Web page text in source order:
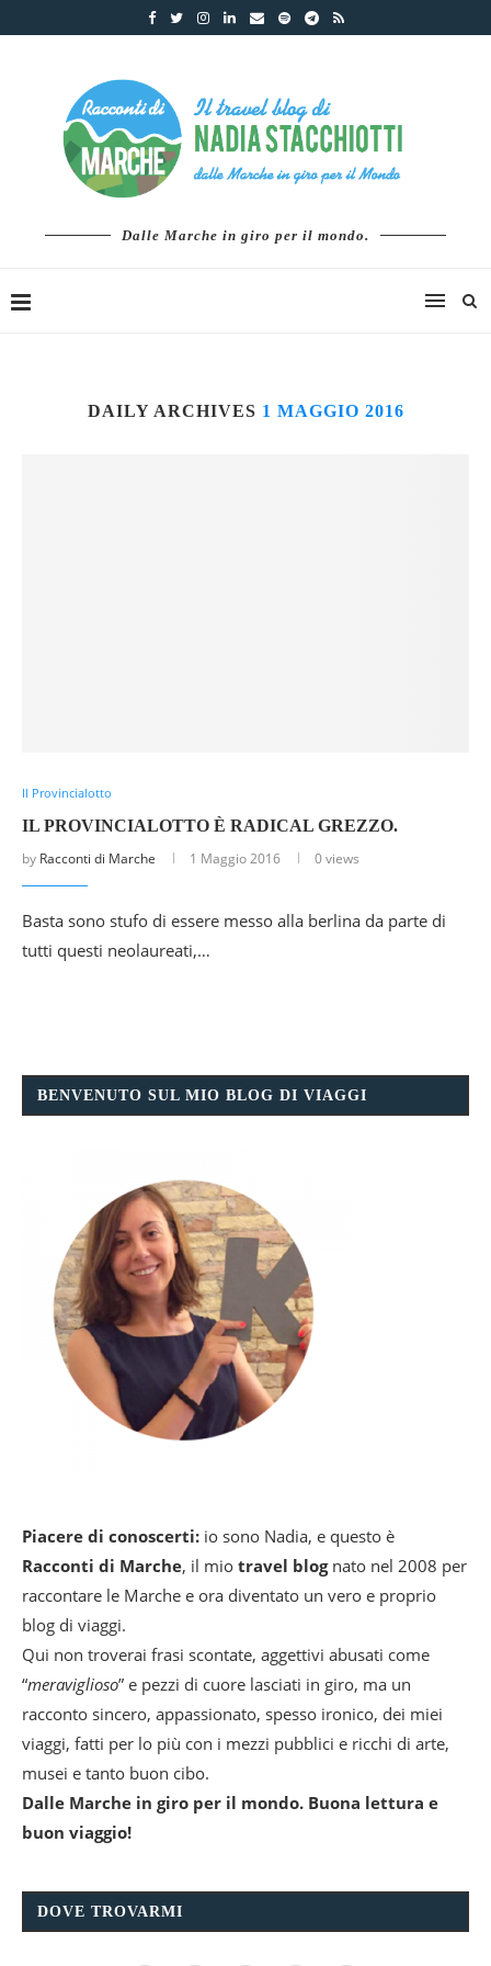
Dalle Marche in giro per il mondo.
DAILY ARCHIVES 1 MAGGIO 2016
Il Provincialotto
IL PROVINCIALOTTO È RADICAL GREZZO.
by Racconti di Marche 1 Maggio 2016 0 views
Basta sono stufo di essere messo alla berlina da parte di
tutti questi neolaureati,…
BENVENUTO SUL MIO BLOG DI VIAGGI
Piacere di conoscerti: io sono Nadia, e questo è
Racconti di Marche, il mio travel blognato nel 2008 per
raccontare le Marche e ora diventato un vero e proprio
blog di viaggi.
Qui non troverai frasi scontate, aggettivi abusati come
“meraviglioso” e pezzi di cuore lasciati in giro, ma un
racconto sincero, appassionato, spesso ironico, dei miei
viaggi, fatti per lo più con i mezzi pubblici e ricchi di arte,
musei e tanto buon cibo.
Dalle Marche in giro per il mondo. Buona lettura e
buon viaggio!
DOVE TROVARMI